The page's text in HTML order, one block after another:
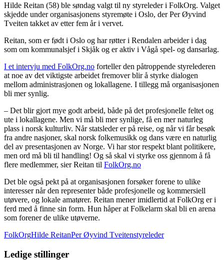
Hilde Reitan (58) ble søndag valgt til ny styreleder i FolkOrg. Valget
skjedde under organisasjonens styremøte i Oslo, der Per Øyvind
Tveiten takket av etter fem år i vervet.
Reitan, som er født i Oslo og har røtter i Rendalen arbeider i dag
som om kommunalsjef i Skjåk og er aktiv i Vågå spel- og dansarlag.
I et intervju med FolkOrg.no forteller den påtroppende styrelederen
at noe av det viktigste arbeidet fremover blir å styrke dialogen
mellom administrasjonen og lokallagene. I tillegg må organisasjonen
bli mer synlig.
– Det blir gjort mye godt arbeid, både på det profesjonelle feltet og
ute i lokallagene. Men vi må bli mer synlige, få en mer naturleg
plass i norsk kulturliv. Når statsleder er på reise, og når vi får besøk
fra andre nasjoner, skal norsk folkemusikk og dans være en naturlig
del av presentasjonen av Norge. Vi har stor respekt blant politikere,
men ord må bli til handling! Og så skal vi styrke oss gjennom å få
flere medlemmer, sier Reitan til FolkOrg.no
Det ble også pekt på at organisasjonen forsøker forene to ulike
interesser når den representer både profesjonelle og kommersiell
utøvere, og lokale amatører. Reitan mener imidlertid at FolkOrg er i
ferd med å finne sin form. Hun håper at Folkelarm skal bli en arena
som forener de ulike utøverne.
FolkOrgHilde ReitanPer Øyvind Tveitenstyreleder
Ledige stillinger